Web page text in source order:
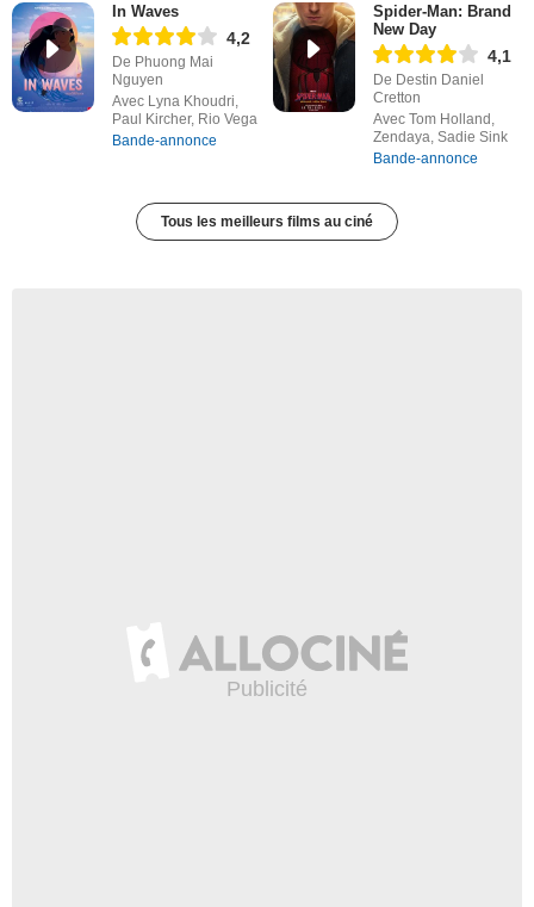
In Waves
4,2
De Phuong Mai
Nguyen
Avec Lyna Khoudri,
Paul Kircher, Rio Vega
Bande-annonce
Spider-Man: Brand
New Day
4,1
De Destin Daniel
Cretton
Avec Tom Holland,
Zendaya, Sadie Sink
Bande-annonce
Tous les meilleurs films au ciné